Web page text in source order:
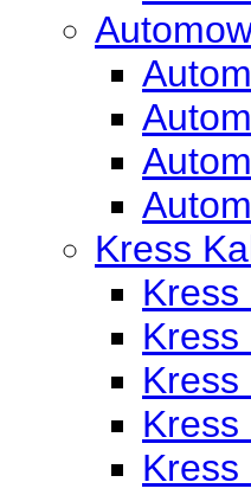
Kress
Kress
Kress
Kress
Kress
Kress